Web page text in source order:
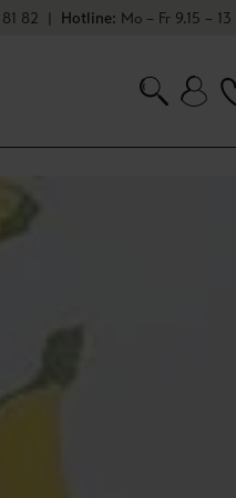
1245 Bewertungen
82 | Hotline: Mo – Fr 9.15 –